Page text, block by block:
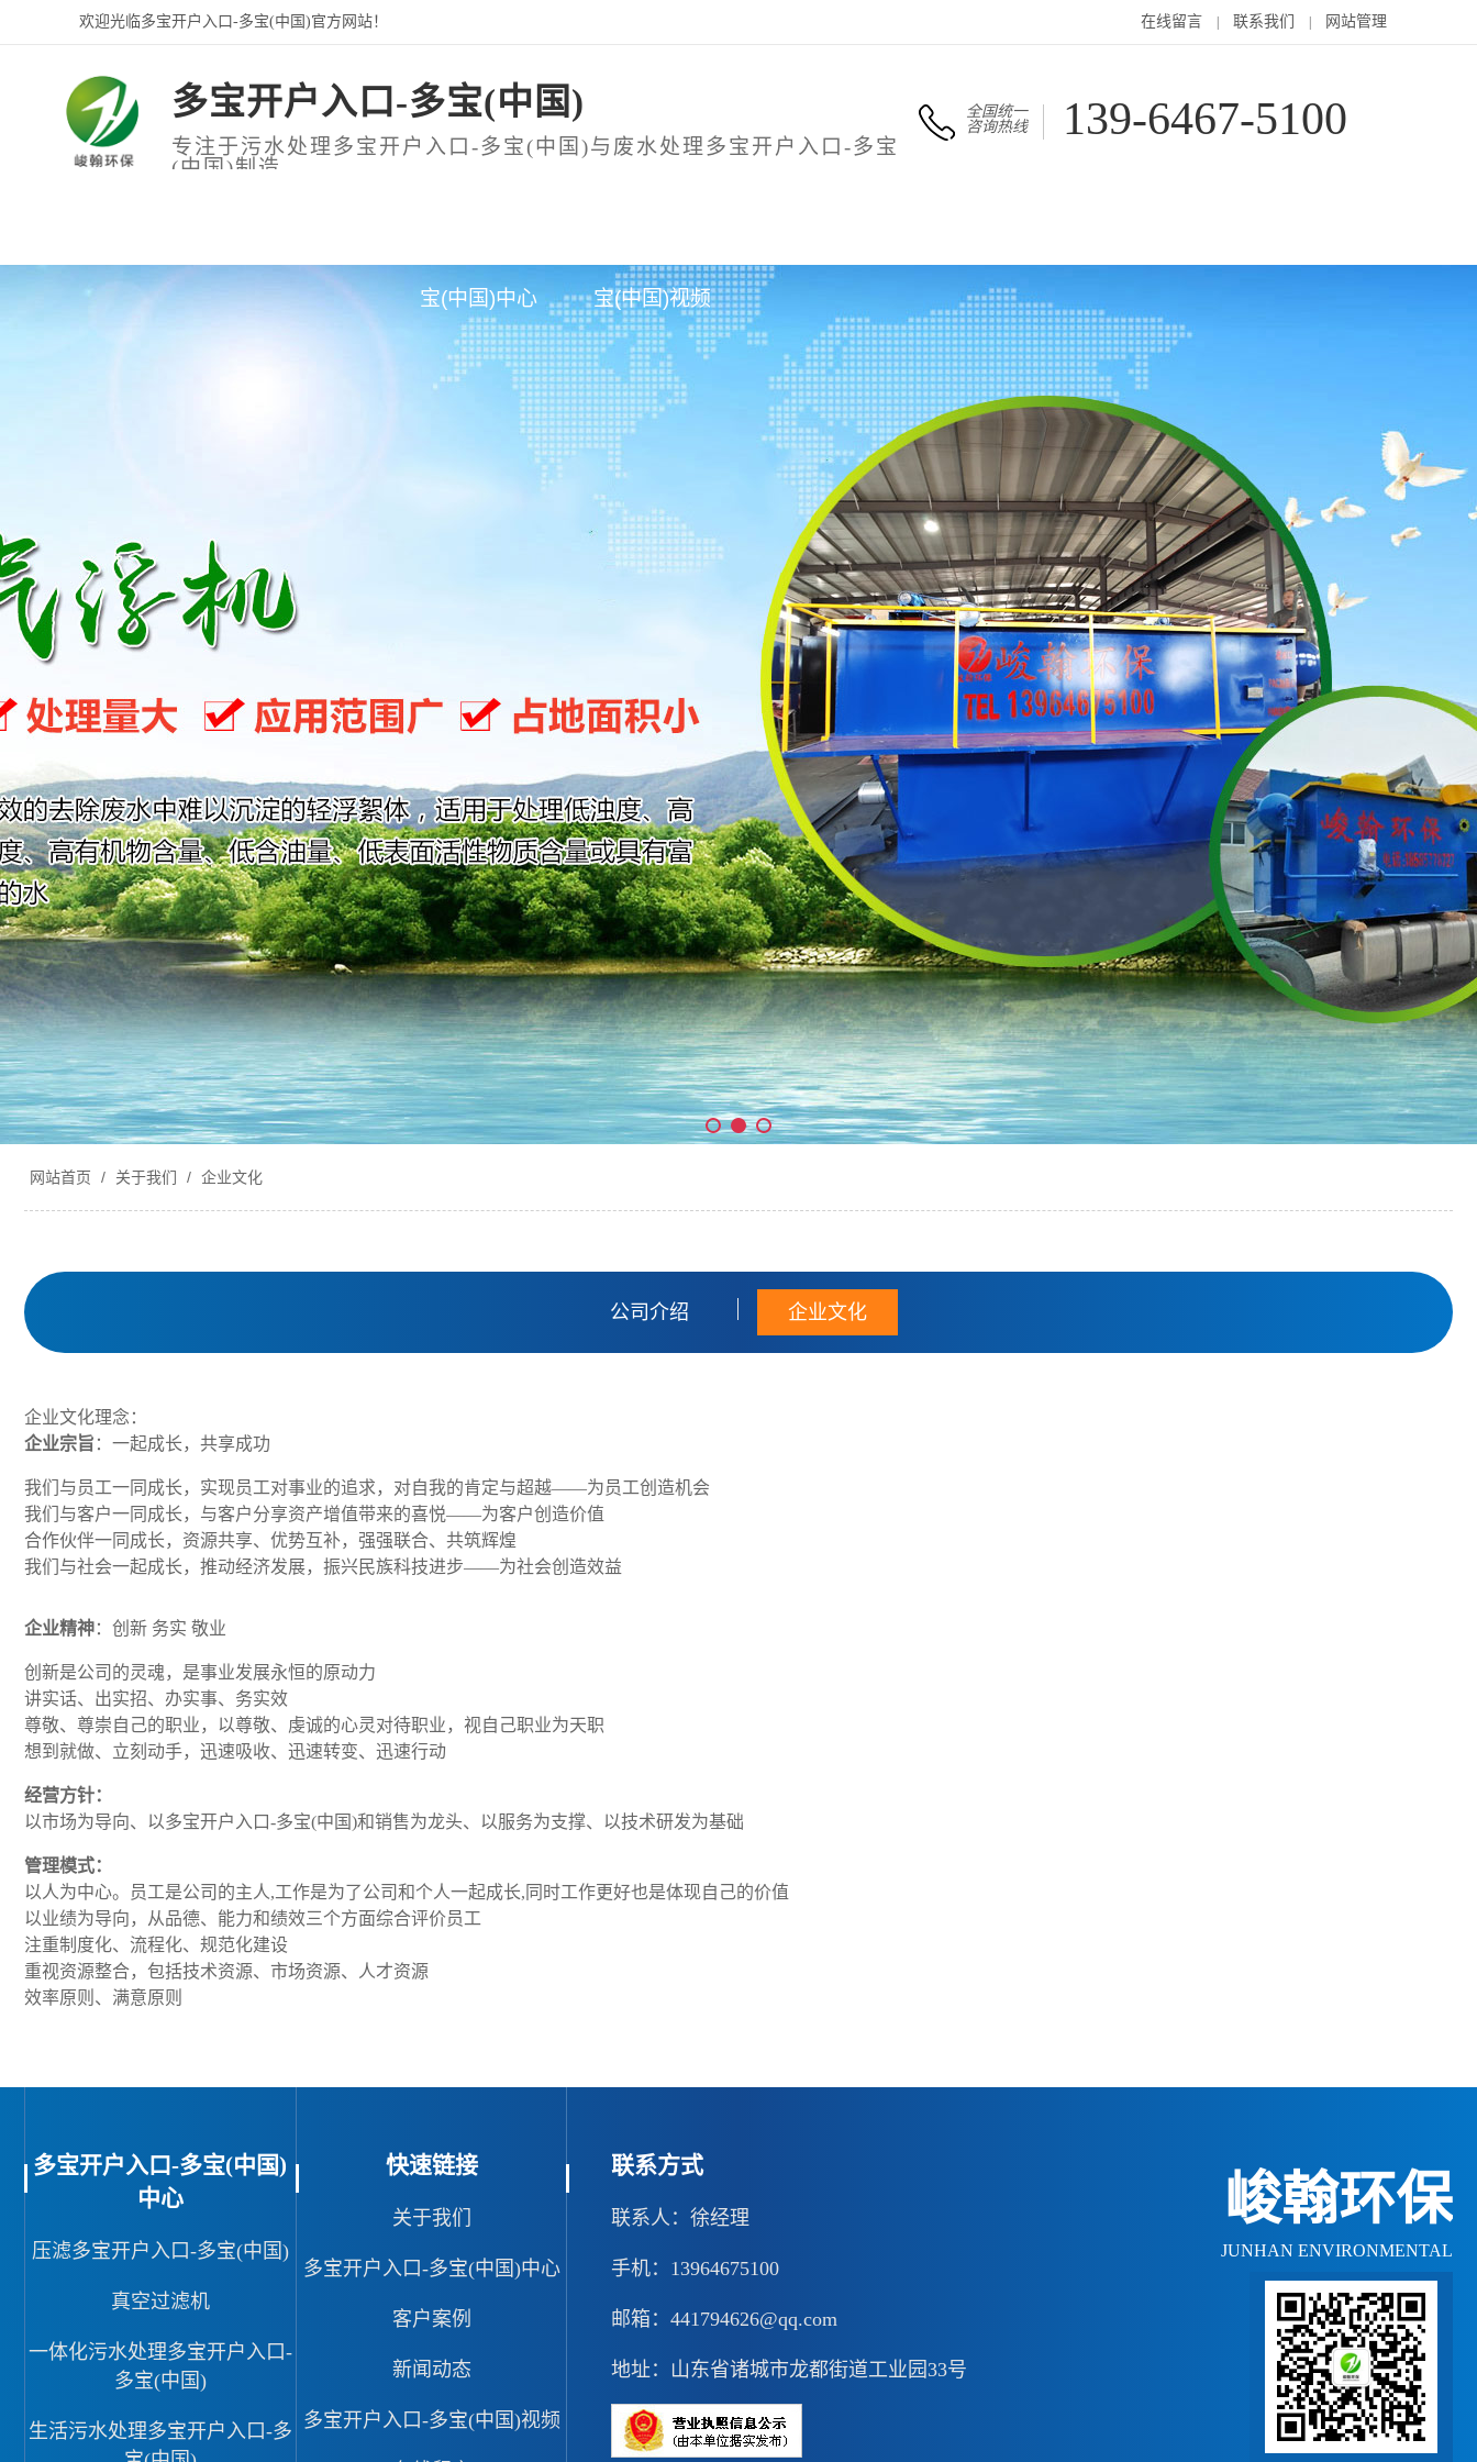
欢迎光临多宝开户入口-多宝(中国)官方网站！ 在线留言 联系我们 网站管理
多宝开户入口-多宝(中国)
专注于污水处理多宝开户入口-多宝(中国)与废水处理多宝开户入口-多宝
(中国)制造
全国统一
咨询热线
139-6467-5100
宝(中国)中心 宝(中国)视频
网站首页 / 关于我们 / 企业文化
公司介绍 企业文化
企业文化理念：
企业宗旨 ：一起成长，共享成功
我们与员工一同成长，实现员工对事业的追求，对自我的肯定与超越——为员工创造机会
我们与客户一同成长，与客户分享资产增值带来的喜悦——为客户创造价值
合作伙伴一同成长，资源共享、优势互补，强强联合、共筑辉煌
我们与社会一起成长，推动经济发展，振兴民族科技进步——为社会创造效益
企业精神：创新 务实 敬业
创新是公司的灵魂，是事业发展永恒的原动力
讲实话、出实招、办实事、务实效
尊敬、尊崇自己的职业，以尊敬、虔诚的心灵对待职业，视自己职业为天职
想到就做、立刻动手，迅速吸收、迅速转变、迅速行动
经营方针：
以市场为导向、以多宝开户入口-多宝(中国)和销售为龙头、以服务为支撑、以技术研发为基础
管理模式：
以人为中心。员工是公司的主人,工作是为了公司和个人一起成长,同时工作更好也是体现自己的价值
以业绩为导向，从品德、能力和绩效三个方面综合评价员工
注重制度化、流程化、规范化建设
重视资源整合，包括技术资源、市场资源、人才资源
效率原则、满意原则
多宝开户入口-多宝(中国)
中心
压滤多宝开户入口-多宝(中国)
真空过滤机
一体化污水处理多宝开户入口-
多宝(中国)
生活污水处理多宝开户入口-多
快速链接
关于我们
多宝开户入口-多宝(中国)中心
客户案例
新闻动态
多宝开户入口-多宝(中国)视频
联系方式
联系人：徐经理
手机：13964675100
邮箱：441794626@qq.com
地址：山东省诸城市龙都街道工业园33号
峻翰环保
JUNHAN ENVIRONMENTAL